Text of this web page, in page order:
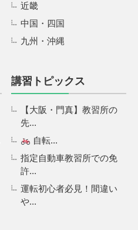
近畿
中国・四国
九州・沖縄
講習トピックス
【大阪・門真】教習所の
先...
自転...
指定自動車教習所での免
許...
運転初心者必見！間違い
や...